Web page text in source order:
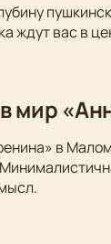
ждут вас в
мир
в